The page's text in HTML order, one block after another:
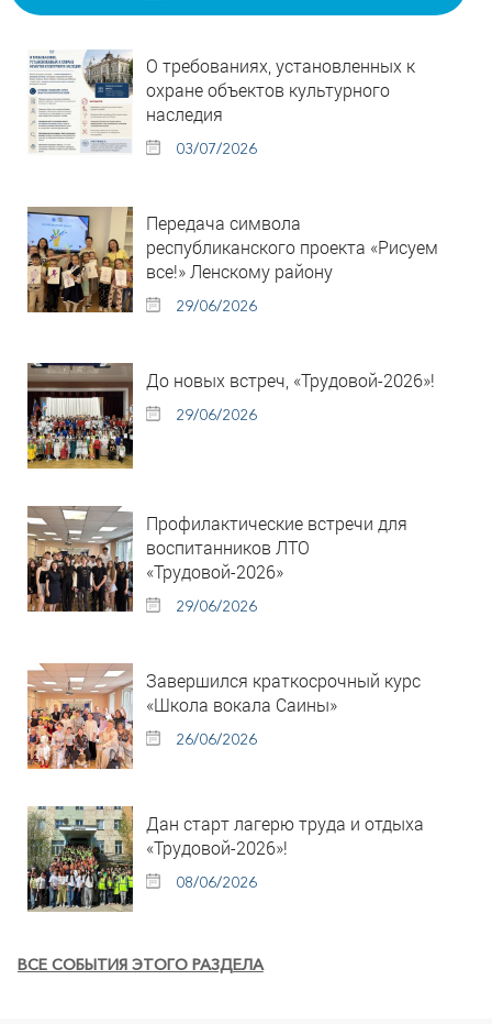
О требованиях, установленных к
охране объектов культурного
наследия
03/07/2026
Передача символа
республиканского проекта «Рисуем
все!» Ленскому району
29/06/2026
До новых встреч, «Трудовой-2026»!
29/06/2026
Профилактические встречи для
воспитанников ЛТО
«Трудовой-2026»
29/06/2026
Завершился краткосрочный курс
«Школа вокала Саины»
26/06/2026
Дан старт лагерю труда и отдыха
«Трудовой-2026»!
08/06/2026
ВСЕ СОБЫТИЯ ЭТОГО РАЗДЕЛА